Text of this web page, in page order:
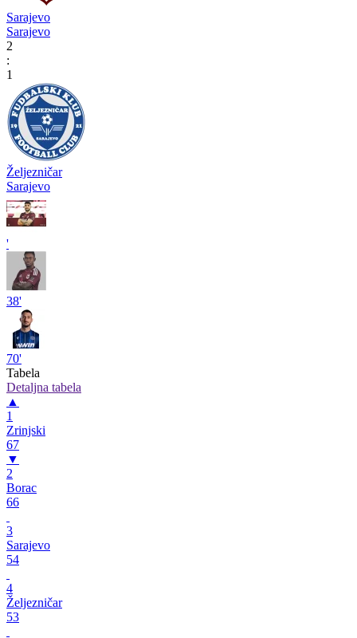
Sarajevo
Sarajevo
2
:
1
Željezničar
Sarajevo
'
38'
70'
Tabela
Detaljna tabela
▲
1
Zrinjski
67
▼
2
Borac
66
3
Sarajevo
54
4
Željezničar
53